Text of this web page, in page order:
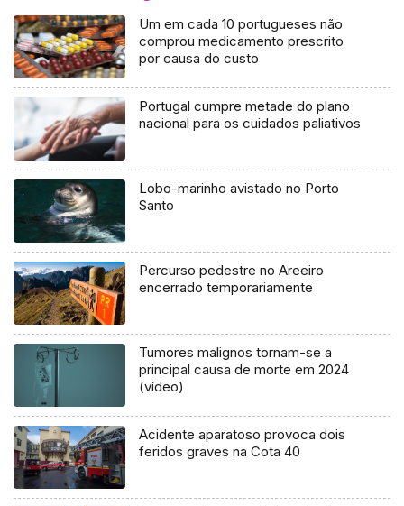
Um em cada 10 portugueses não
comprou medicamento prescrito
por causa do custo
Portugal cumpre metade do plano
nacional para os cuidados paliativos
Lobo-marinho avistado no Porto
Santo
Percurso pedestre no Areeiro
encerrado temporariamente
Tumores malignos tornam-se a
principal causa de morte em 2024
(vídeo)
Acidente aparatoso provoca dois
feridos graves na Cota 40